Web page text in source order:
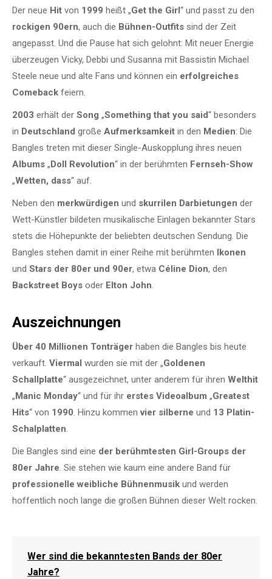
Der neue Hit von 1999 heißt „Get the Girl“ und passt zu den
rockigen 90ern, auch die Bühnen-Outfits sind der Zeit
angepasst. Und die Pause hat sich gelohnt: Mit neuer Energie
überzeugen Vicky, Debbi und Susanna mit Bassistin Michael
Steele neue und alte Fans und können ein erfolgreiches
Comeback feiern.
2003 erhält der Song „Something that you said“ besonders
in Deutschland große Aufmerksamkeit in den Medien: Die
Bangles treten mit dieser Single-Auskopplung ihres neuen
Albums „Doll Revolution“ in der berühmten Fernseh-Show
„Wetten, dass“ auf.
Neben den merkwürdigen und skurrilen Darbietungen der
Wett-Künstler bildeten musikalische Einlagen bekannter Stars
stets die Höhepunkte der beliebten deutschen Sendung. Die
Bangles stehen damit in einer Reihe mit berühmten Ikonen
und Stars der 80er und 90er, etwa Céline Dion, den
Backstreet Boys oder Elton John.
Auszeichnungen
Über 40 Millionen Tonträger haben die Bangles bis heute
verkauft. Viermal wurden sie mit der „Goldenen
Schallplatte“ ausgezeichnet, unter anderem für ihren Welthit
„Manic Monday“ und für ihr erstes Videoalbum „Greatest
Hits“ von 1990. Hinzu kommenvier silberne und 13 Platin-
Schalplatten.
Die Bangles sind eine der berühmtesten Girl-Groups der
80er Jahre. Sie stehen wie kaum eine andere Band für
professionelle weibliche Bühnenmusik und werden
hoffentlich noch lange die großen Bühnen dieser Welt rocken.
Wer sind die bekanntesten Bands der 80er
Jahre?